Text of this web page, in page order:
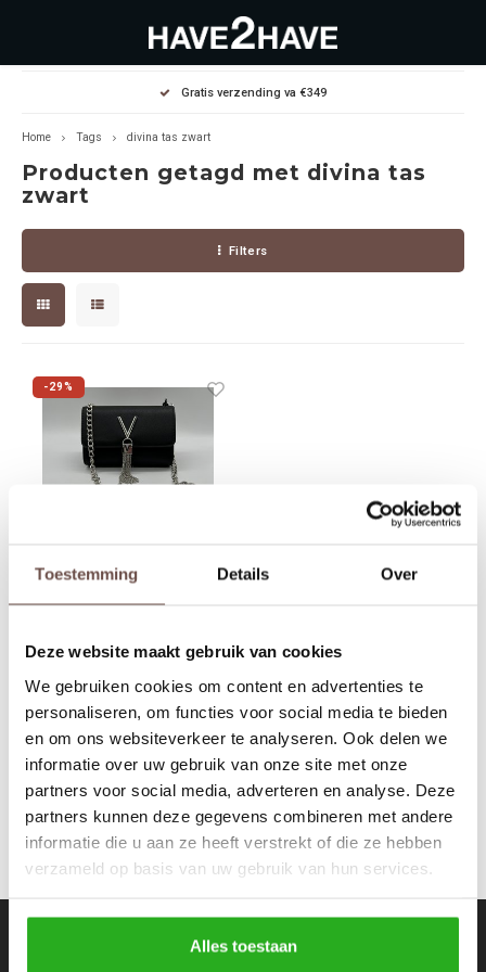
Toestemming Details Over
Deze website maakt gebruik van cookies
We gebruiken cookies om content en advertenties te
personaliseren, om functies voor social media te bieden
en om ons websiteverkeer te analyseren. Ook delen we
informatie over uw gebruik van onze site met onze
partners voor social media, adverteren en analyse. Deze
partners kunnen deze gegevens combineren met andere
informatie die u aan ze heeft verstrekt of die ze hebben
verzameld op basis van uw gebruik van hun services.
Alles toestaan
Hoofdmenu / dames
Jassen Diverse
Winterjassen
Jeans
T-shirts
Accessoires
Tops
Jumpsuites
Hoodies
Body's
Blouses
Tracksuits
Hoofdmenu / heren
Hoodies
Sweaters
Jeans
Joggers
Underwear
Jassen
Tracksuits
Bodywarmers
Coltrui
Trackpants
Hoofdmenu / outlet deals
Diverse
Heren
Dames
Gratis verzending va €349
Home Tags divina tas zwart
Producten getagd met divina tas
zwart
Filters
-29%
Valentino by Mario Valentino
Nieuwsbrief